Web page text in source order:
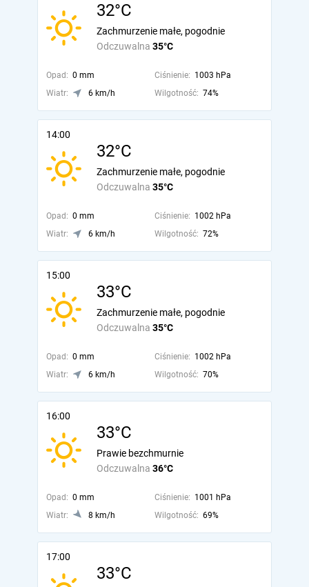
32°C
Odczuwalna 35°C
Zachmurzenie małe, pogodnie
Opad: 0 mm Ciśnienie: 1003 hPa
Wiatr:
6 km/h Wilgotność: 74%
14:00
32°C
Odczuwalna 35°C
Zachmurzenie małe, pogodnie
Opad: 0 mm Ciśnienie: 1002 hPa
Wiatr:
6 km/h Wilgotność: 72%
15:00
33°C
Odczuwalna 35°C
Zachmurzenie małe, pogodnie
Opad: 0 mm Ciśnienie: 1002 hPa
Wiatr:
6 km/h Wilgotność: 70%
16:00
33°C
Odczuwalna 36°C
Prawie bezchmurnie
Opad: 0 mm Ciśnienie: 1001 hPa
Wiatr:
8 km/h Wilgotność: 69%
17:00
33°C